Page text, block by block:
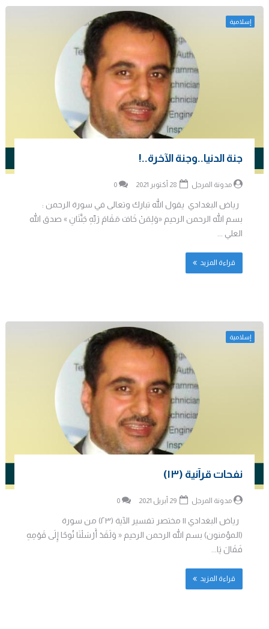
إسلامية
جنة الدنيا..وجنة الآخرة..!
مدونة المرجل 0
رياض البغدادي يقول الله تبارك وتعالى في سورة الرحمن :
بسم الله الرحمن الرحيم «وَلِمَنْ خَافَ مَقَامَ رَبِّهِ جَنَّتَانِ » صدق الله
العلي ...
قراءة المزيد
إسلامية
نفحات قرآنية (١٣)
مدونة المرجل 0
رياض البغدادي || مختصر تفسير الآية (٢٣) من سورة
(المؤمنون) بسم الله الرحمن الرحيم « وَلَقَدْ أَرْسَلْنَا نُوحًا إِلَى قَوْمِهِ
فَقَالَ يَا...
قراءة المزيد